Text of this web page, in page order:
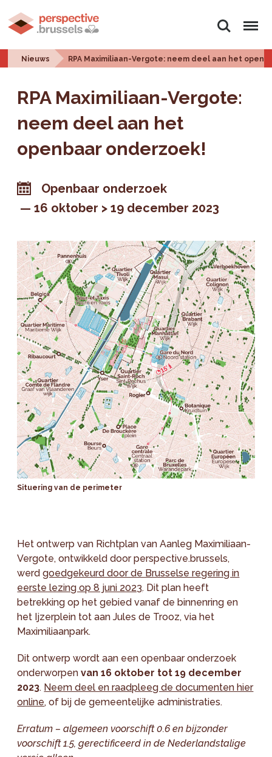
Zoeken Menu
Nieuws RPA Maximiliaan-Vergote: neem deel aan het
RPA Maximiliaan-Vergote:
neem deel aan het
openbaar onderzoek!
Openbaar onderzoek
16 oktober > 19 december 2023
Situering van de perimeter
Het ontwerp van Richtplan van Aanleg Maximiliaan-
Vergote, ontwikkeld door perspective.brussels,
werdgoedgekeurd door de Brusselse regering in
eerste lezing op 8 juni 2023. Dit plan heeft
betrekking op het gebied vanaf de binnenring en
het Ijzerplein tot aan Jules de Trooz, via het
Maximiliaanpark.
Dit ontwerp wordt aan een openbaar onderzoek
onderworpenvan 16 oktober tot 19 december
2023. Neem deel en raadpleeg de documenten hier
online, of bij de gemeentelijke administraties.
Erratum – algemeen voorschift 0.6 en bijzonder
voorschift 1.5, gerectificeerd in de Nederlandstalige